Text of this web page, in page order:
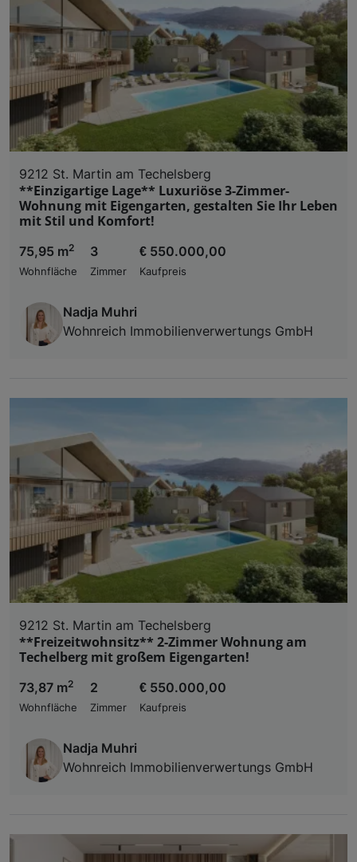
9212 St. Martin am Techelsberg
**Einzigartige Lage** Luxuriöse 3-Zimmer-
Wohnung mit Eigengarten, gestalten Sie Ihr Leben
mit Stil und Komfort!
75,95 m2
Wohnfläche
3
Zimmer
€ 550.000,00
Kaufpreis
Nadja Muhri
Wohnreich Immobilienverwertungs GmbH
9212 St. Martin am Techelsberg
**Freizeitwohnsitz** 2-Zimmer Wohnung am
Techelberg mit großem Eigengarten!
73,87 m2
Wohnfläche
2
Zimmer
€ 550.000,00
Kaufpreis
Nadja Muhri
Wohnreich Immobilienverwertungs GmbH